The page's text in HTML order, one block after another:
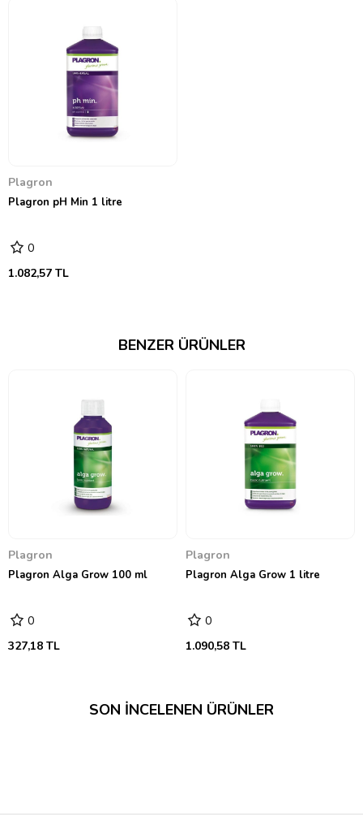
Plagron
Plagron pH Min 1 litre
0
1.082,57 TL
BENZER ÜRÜNLER
Plagron
Plagron Alga Grow 100 ml
0
327,18 TL
Plagron
Plagron Alga Grow 1 litre
0
1.090,58 TL
SON İNCELENEN ÜRÜNLER